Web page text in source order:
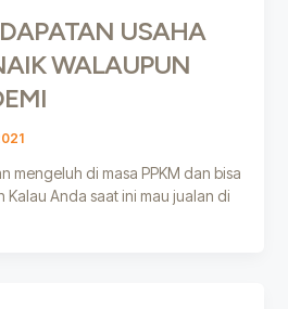
USAHA
WALAUPUN
mengeluh di masa PPKM dan bisa
Anda saat ini mau jualan di